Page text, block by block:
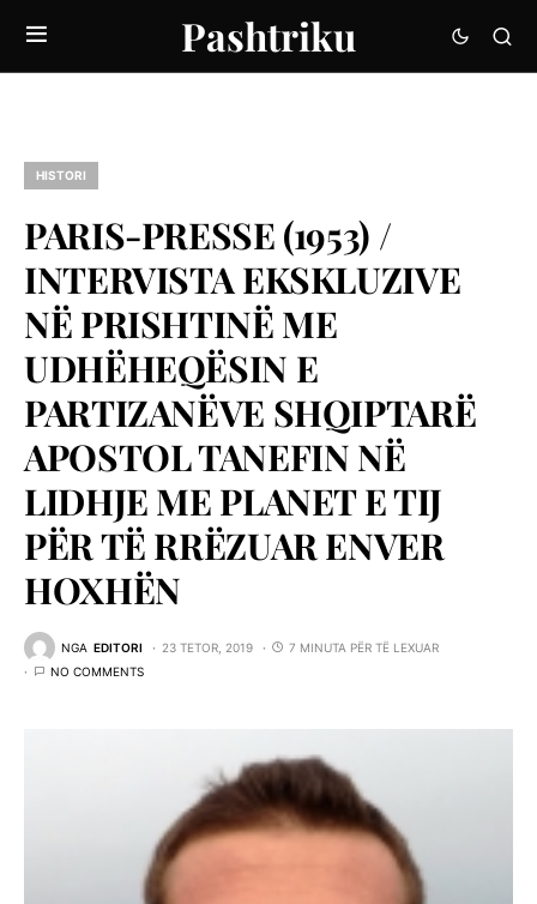
Pashtriku
HISTORI
PARIS-PRESSE (1953) /
INTERVISTA EKSKLUZIVE
NË PRISHTINË ME
UDHËHEQËSIN E
PARTIZANËVE SHQIPTARË
APOSTOL TANEFIN NË
LIDHJE ME PLANET E TIJ
PËR TË RRËZUAR ENVER
HOXHËN
NGA EDITORI 23 TETOR, 2019
7 MINUTA PËR TË LEXUAR
NO COMMENTS